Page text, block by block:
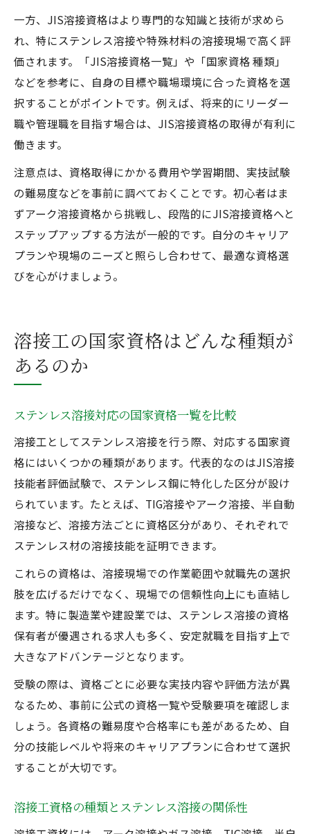
一方、JIS溶接資格はより専門的な知識と技術が求めら
れ、特にステンレス溶接や特殊材料の溶接現場で高く評
価されます。「JIS溶接資格一覧」や「国家資格 種類」
などを参考に、自身の目標や職場環境に合った資格を選
択することがポイントです。例えば、将来的にリーダー
職や管理職を目指す場合は、JIS溶接資格の取得が有利に
働きます。
注意点は、資格取得にかかる費用や学習期間、実技試験
の難易度などを事前に調べておくことです。初心者はま
ずアーク溶接資格から挑戦し、段階的にJIS溶接資格へと
ステップアップする方法が一般的です。自分のキャリア
プランや現場のニーズと照らし合わせて、最適な資格選
びを心がけましょう。
溶接工の国家資格はどんな種類が
あるのか
ステンレス溶接対応の国家資格一覧を比較
溶接工としてステンレス溶接を行う際、対応する国家資
格にはいくつかの種類があります。代表的なのはJIS溶接
技能者評価試験で、ステンレス鋼に特化した区分が設け
られています。たとえば、TIG溶接やアーク溶接、半自動
溶接など、溶接方法ごとに資格区分があり、それぞれで
ステンレス材の溶接技能を証明できます。
これらの資格は、溶接現場での作業範囲や就職先の選択
肢を広げるだけでなく、現場での信頼性向上にも直結し
ます。特に製造業や建設業では、ステンレス溶接の資格
保有者が優遇される求人も多く、安定就職を目指す上で
大きなアドバンテージとなります。
受験の際は、資格ごとに必要な実技内容や評価方法が異
なるため、事前に公式の資格一覧や受験要項を確認しま
しょう。各資格の難易度や合格率にも差があるため、自
分の技能レベルや将来のキャリアプランに合わせて選択
することが大切です。
溶接工資格の種類とステンレス溶接の関係性